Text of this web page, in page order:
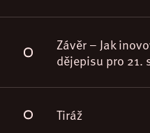
Testování podzim 2016
Celkové zhodnocení
Závěr – Jak
dějepisu pro 21.
Tiráž